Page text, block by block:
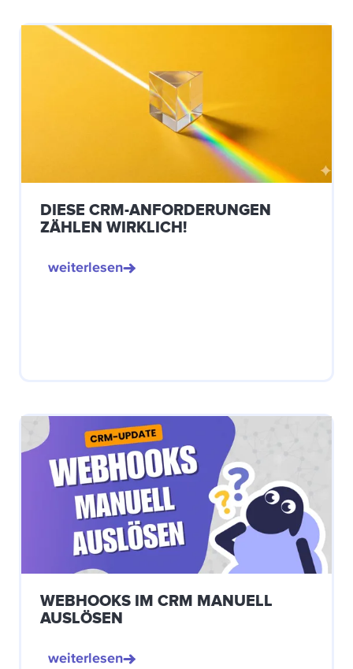
DIESE CRM-ANFORDERUNGEN
ZÄHLEN WIRKLICH!
weiterlesen
WEBHOOKS IM CRM MANUELL
AUSLÖSEN
weiterlesen